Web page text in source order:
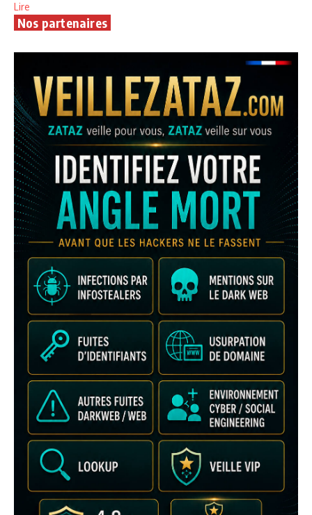
Lire
Nos partenaires